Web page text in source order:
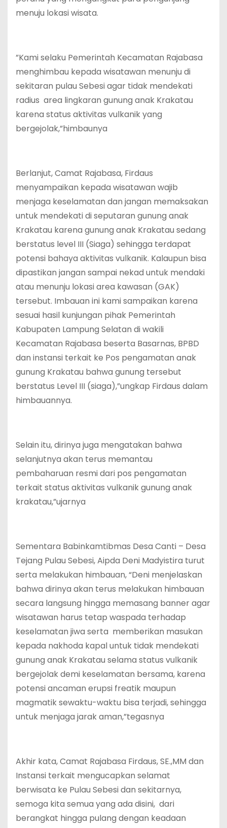
menuju lokasi wisata.
‎”Kami selaku Pemerintah Kecamatan Rajabasa
menghimbau kepada wisatawan menunju di
sekitaran pulau Sebesi agar tidak mendekati
radius area lingkaran gunung anak Krakatau
karena status aktivitas vulkanik yang
bergejolak,”himbaunya
‎Berlanjut, Camat Rajabasa, Firdaus
menyampaikan kepada wisatawan wajib
menjaga keselamatan dan jangan memaksakan
untuk mendekati di seputaran gunung anak
Krakatau karena gunung anak Krakatau sedang
berstatus level III (Siaga) sehingga terdapat
potensi bahaya aktivitas vulkanik. Kalaupun bisa
dipastikan jangan sampai nekad untuk mendaki
atau menunju lokasi area kawasan (GAK)
tersebut. Imbauan ini kami sampaikan karena
sesuai hasil kunjungan pihak Pemerintah
Kabupaten Lampung Selatan di wakili
Kecamatan Rajabasa beserta Basarnas, BPBD
dan instansi terkait ke Pos pengamatan anak
gunung Krakatau bahwa gunung tersebut
berstatus Level III (siaga),”ungkap Firdaus dalam
himbauannya.
‎Selain itu, dirinya juga mengatakan bahwa
selanjutnya akan terus memantau
pembaharuan resmi dari pos pengamatan
terkait status aktivitas vulkanik gunung anak
krakatau,”ujarnya
‎Sementara Babinkamtibmas Desa Canti – Desa
Tejang Pulau Sebesi, Aipda Deni Madyistira turut
serta melakukan himbauan, “Deni menjelaskan
bahwa dirinya akan terus melakukan himbauan
secara langsung hingga memasang banner agar
wisatawan harus tetap waspada terhadap
keselamatan jiwa serta memberikan masukan
kepada nakhoda kapal untuk tidak mendekati
gunung anak Krakatau selama status vulkanik
bergejolak demi keselamatan bersama, karena
potensi ancaman erupsi freatik maupun
magmatik sewaktu-waktu bisa terjadi, sehingga
untuk menjaga jarak aman,”tegasnya
‎Akhir kata, Camat Rajabasa Firdaus, SE.,MM dan
Instansi terkait mengucapkan selamat
berwisata ke Pulau Sebesi dan sekitarnya,
semoga kita semua yang ada disini, dari
berangkat hingga pulang dengan keadaan